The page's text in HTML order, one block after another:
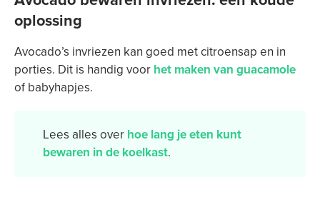
oplossing
Avocado’s invriezen kan goed met citroensap en in
porties. Dit is handig voor het maken van guacamole
of babyhapjes.
Lees alles over hoe lang je eten kunt
bewaren in de koelkast.